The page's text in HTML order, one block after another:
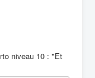
niveau 10 : "Et